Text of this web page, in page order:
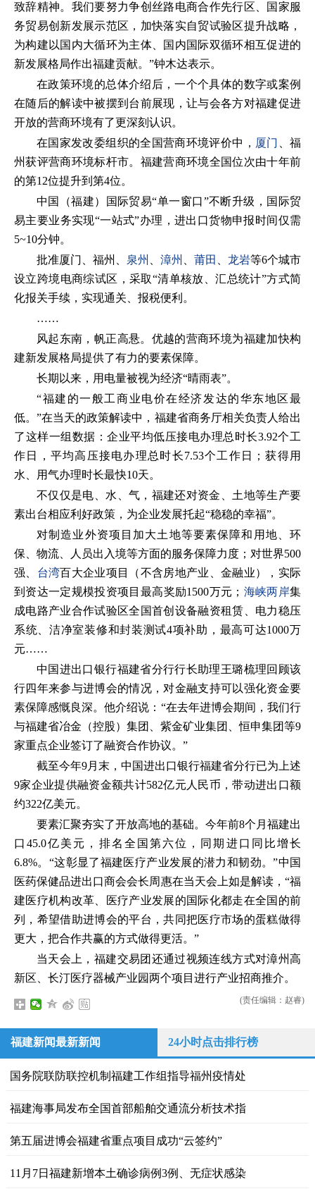
致辞精神。我们要努力争创丝路电商合作先行区、国家服
务贸易创新发展示范区，加快落实自贸试验区提升战略，
为构建以国内大循环为主体、国内国际双循环相互促进的
新发展格局作出福建贡献。”钟木达表示。
在政策环境的总体介绍后，一个个具体的数字或案例
在随后的解读中被摆到台前展现，让与会各方对福建促进
开放的营商环境有了更深刻认识。
在国家发改委组织的全国营商环境评价中， 厦门
、福
州获评营商环境标杆市。福建营商环境全国位次由十年前
的第12位提升到第4位。
中国（福建）国际贸易“单一窗口”不断升级，国际贸
易主要业务实现“一站式”办理，进出口货物申报时间仅需
5~10分钟。
批准厦门、福州、 泉州 漳州 莆田 龙岩等6个城市
设立跨境电商综试区，采取“清单核放、汇总统计”方式简
化报关手续，实现通关、报税便利。
……
风起东南，帆正高悬。优越的营商环境为福建加快构
建新发展格局提供了有力的要素保障。
长期以来，用电量被视为经济“晴雨表”。
“福建的一般工商业电价在经济发达的华东地区最
低。”在当天的政策解读中，福建省商务厅相关负责人给出
了这样一组数据：企业平均低压接电办理总时长3.92个工
作日，平均高压接电办理总时长7.53个工作日；获得用
水、用气办理时长最快10天。
不仅仅是电、水、气，福建还对资金、土地等生产要
素出台相应利好政策，为企业发展托起“稳稳的幸福”。
对制造业外资项目加大土地等要素保障和用地、环
保、物流、人员出入境等方面的服务保障力度；对世界500
强、 台湾百大企业项目（不含房地产业、金融业），实际
到资达一定规模投资项目最高奖励1500万元； 海峡两岸集
成电路产业合作试验区全国首创设备融资租赁、电力稳压
系统、洁净室装修和封装测试4项补助，最高可达1000万
元……
中国进出口银行福建省分行行长助理王璐梳理回顾该
行四年来参与进博会的情况，对金融支持可以强化资金要
素保障感慨良深。他介绍说：“在去年进博会期间，我们行
与福建省冶金（控股）集团、紫金矿业集团、恒申集团等9
家重点企业签订了融资合作协议。”
截至今年9月末，中国进出口银行福建省分行已为上述
9家企业提供融资金额共计582亿元人民币，带动进出口额
约322亿美元。
要素汇聚夯实了开放高地的基础。今年前8个月福建出
口45.0亿美元，排名全国第六位，同期进口同比增长
6.8%。“这彰显了福建医疗产业发展的潜力和韧劲。”中国
医药保健品进出口商会会长周惠在当天会上如是解读，“福
建医疗机构改革、医疗产业发展的国际化都走在全国的前
列，希望借助进博会的平台，共同把医疗市场的蛋糕做得
更大，把合作共赢的方式做得更活。”
当天会上，福建交易团还通过视频连线方式对漳州高
新区、长汀医疗器械产业园两个项目进行产业招商推介。
(责任编辑：赵睿)
福建新闻最新新闻 24小时点击排行榜
国务院联防联控机制福建工作组指导福州疫情处
福建海事局发布全国首部船舶交通流分析技术指
第五届进博会福建省重点项目成功“云签约”
11月7日福建新增本土确诊病例3例、无症状感染